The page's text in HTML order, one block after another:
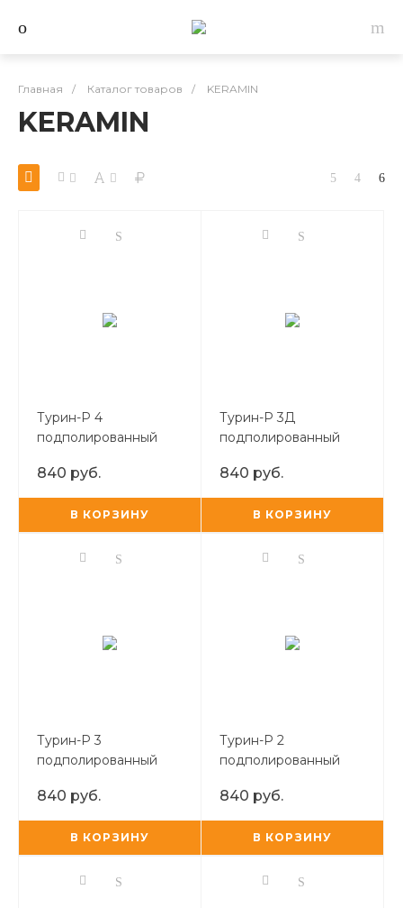
Главная / Каталог товаров / KERAMIN
KERAMIN
Турин-Р 4
подполированный
керамогранит
840 руб.
В КОРЗИНУ
Турин-Р 3Д
подполированный
керамогранит
840 руб.
В КОРЗИНУ
Турин-Р 3
подполированный
керамогранит
840 руб.
В КОРЗИНУ
Турин-Р 2
подполированный
керамогранит
840 руб.
В КОРЗИНУ